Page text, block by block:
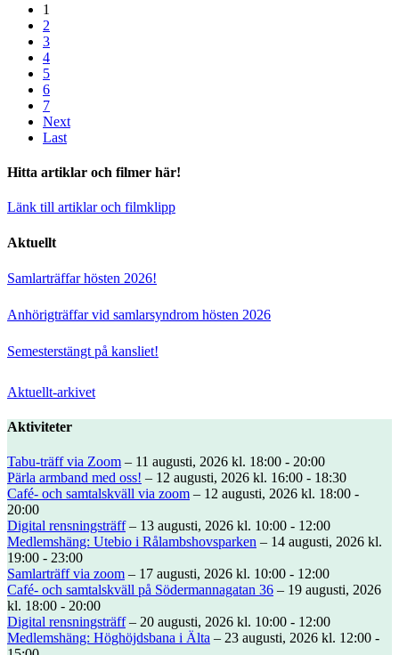
1
2
3
4
5
6
7
Next
Last
Hitta artiklar och filmer här!
Länk till artiklar och filmklipp
Aktuellt
Samlarträffar hösten 2026!
Anhörigträffar vid samlarsyndrom hösten 2026
Semesterstängt på kansliet!
Aktuellt-arkivet
Aktiviteter
Tabu-träff via Zoom – 11 augusti, 2026 kl. 18:00 - 20:00
Pärla armband med oss! – 12 augusti, 2026 kl. 16:00 - 18:30
Café- och samtalskväll via zoom – 12 augusti, 2026 kl. 18:00 -
20:00
Digital rensningsträff– 13 augusti, 2026 kl. 10:00 - 12:00
Medlemshäng: Utebio i Rålambshovsparken – 14 augusti, 2026 kl.
19:00 - 23:00
Samlarträff via zoom – 17 augusti, 2026 kl. 10:00 - 12:00
Café- och samtalskväll på Södermannagatan 36 – 19 augusti, 2026
kl. 18:00 - 20:00
Digital rensningsträff– 20 augusti, 2026 kl. 10:00 - 12:00
Medlemshäng: Höghöjdsbana i Älta – 23 augusti, 2026 kl. 12:00 -